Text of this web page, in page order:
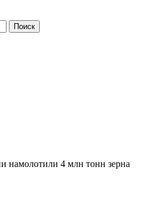
намолотили 4 млн тонн зерна